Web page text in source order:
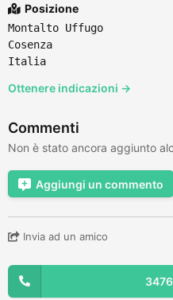
Posizione
Montalto Uffugo
Cosenza
Italia
Ottenere indicazioni →
Commenti
Non è stato ancora aggiunto
Aggiungi un commento
Invia ad un amico